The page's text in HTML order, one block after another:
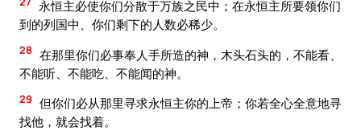
永恒主必使你们分散于万族之民中；在永恒主所要领你们
到的列国中、你们剩下的人数必稀少。
28 在那里你们必事奉人手所造的神，木头石头的，不能看、
不能听、不能吃、不能闻的神。
29 但你们必从那里寻求永恒主你的上帝；你若全心全意地寻
找他，就会找着。